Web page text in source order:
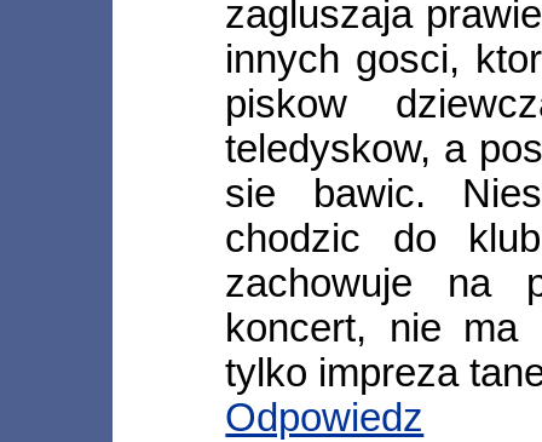
zagluszaja
innych gosci,
piskow
teledyskow, a
sie bawic.
chodzic do
zachowuje na
koncert, nie
tylko impreza
Odpowiedz